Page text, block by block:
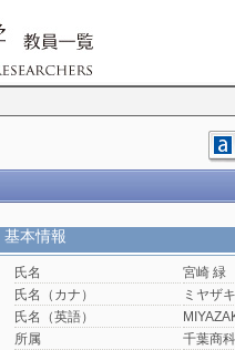
基本情報
氏名
宮崎 緑
氏名（カナ）
ミヤザ
氏名（英語）
所属
千葉商